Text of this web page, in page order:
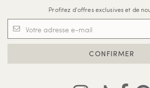
Profitez d'offres exclusives et de
CONFIRMER